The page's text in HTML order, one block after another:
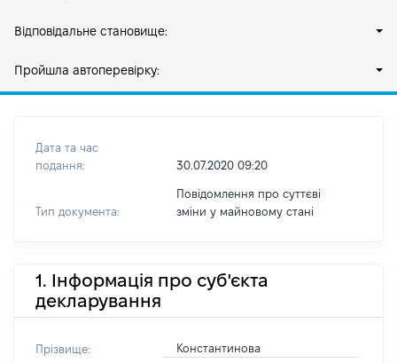
Відповідальне становище:
Пройшла автоперевірку:
Дата та час
подання:
30.07.2020 09:20
Тип документа:
Повідомлення про суттєві
зміни y майновому стані
1. Інформація про суб'єкта
декларування
Прізвище: Константинова